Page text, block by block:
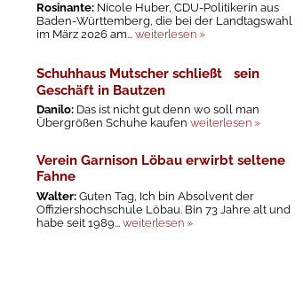
Rosinante: Nicole Huber, CDU-Politikerin aus
Baden-Württemberg, die bei der Landtagswahl
im März 2026 am...weiterlesen »
Schuhhaus Mutscher schließt sein
Geschäft in Bautzen
Danilo: Das ist nicht gut denn wo soll man
Übergrößen Schuhe kaufenweiterlesen »
Verein Garnison Löbau erwirbt seltene
Fahne
Walter:Guten Tag, Ich bin Absolvent der
Offiziershochschule Löbau. Bin 73 Jahre alt und
habe seit 1989...weiterlesen »